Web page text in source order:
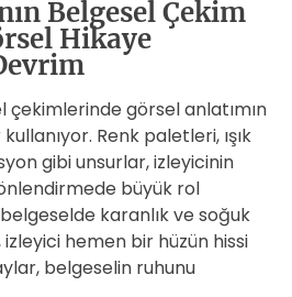
Belgesel Çekim
Hikaye
çekimlerinde görsel anlatımın
Renk paletleri, ışık
gibi unsurlar, izleyicinin
büyük rol
karanlık ve soğuk
izleyici hemen bir hüzün hissi
belgeselin ruhunu